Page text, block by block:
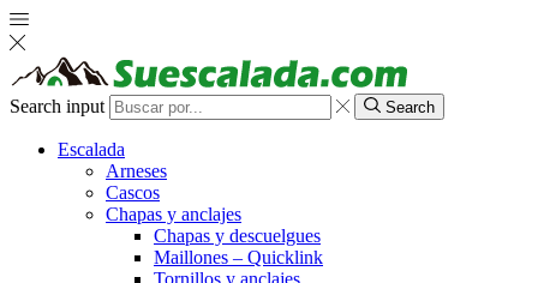
Search input Search
Escalada
Arneses
Cascos
Chapas y anclajes
Chapas y descuelgues
Maillones – Quicklink